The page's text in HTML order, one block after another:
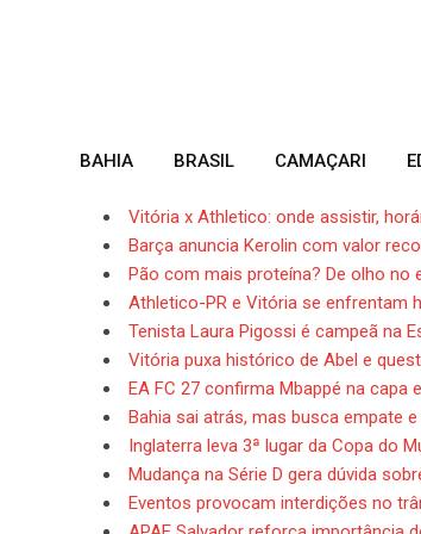
BAHIA BRASIL CAMAÇARI
Vitória x Athletico: onde assistir,
Barça anuncia Kerolin com valor
Pão com mais proteína? De olho no
Athletico-PR e Vitória se enfrentam
Tenista Laura Pigossi é campeã na
Vitória puxa histórico de Abel e
EA FC 27 confirma Mbappé na
Bahia sai atrás, mas busca empate
Inglaterra leva 3ª lugar da Copa do
Mudança na Série D gera dúvida
Eventos provocam interdições no